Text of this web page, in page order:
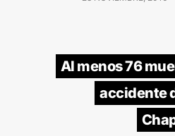
Al menos 76
accidente